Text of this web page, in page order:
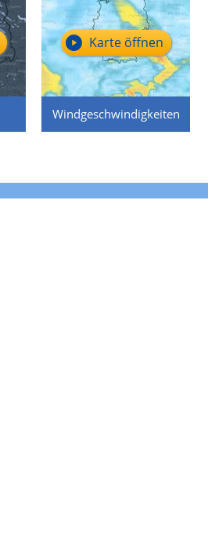
Windgeschwindigkeiten
Karte öffnen